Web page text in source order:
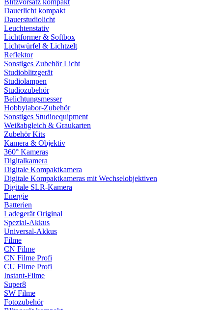
Blitzvorsatz kompakt
Dauerlicht kompakt
Dauerstudiolicht
Leuchtenstativ
Lichtformer & Softbox
Lichtwürfel & Lichtzelt
Reflektor
Sonstiges Zubehör Licht
Studioblitzgerät
Studiolampen
Studiozubehör
Belichtungsmesser
Hobbylabor-Zubehör
Sonstiges Studioequipment
Weißabgleich & Graukarten
Zubehör Kits
Kamera & Objektiv
360° Kameras
Digitalkamera
Digitale Kompaktkamera
Digitale Kompaktkameras mit Wechselobjektiven
Digitale SLR-Kamera
Energie
Batterien
Ladegerät Original
Spezial-Akkus
Universal-Akkus
Filme
CN Filme
CN Filme Profi
CU Filme Profi
Instant-Filme
Super8
SW Filme
Fotozubehör